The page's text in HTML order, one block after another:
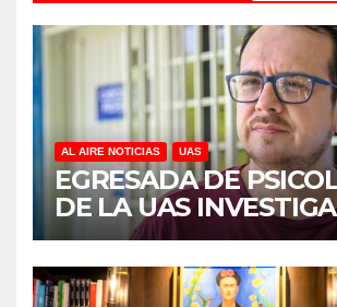
AL AIRE NOTICIAS UAS
EGRESADA DE
DE LA UAS
ANTICIPADO Y
EN CUIDADORES DE
ADULTOS MAYORES